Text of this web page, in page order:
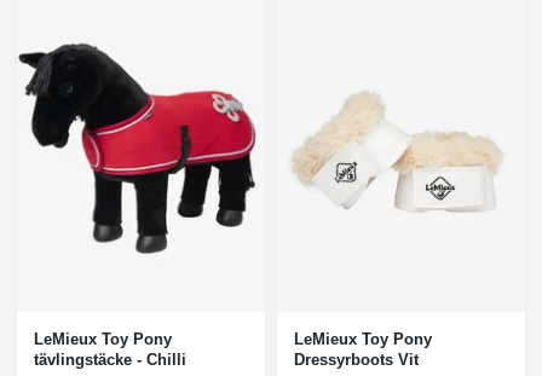
LeMieux Toy Pony
tävlingstäcke - Chilli
LeMieux Toy Pony
Dressyrboots Vit